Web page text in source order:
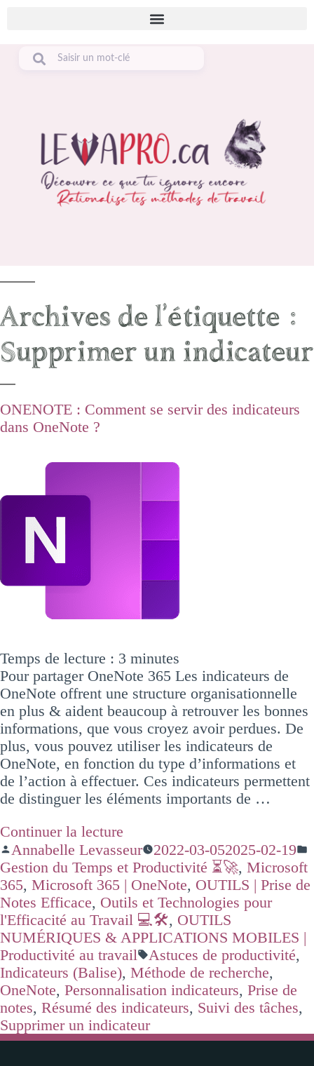
Archives de l’étiquette :
Supprimer un indicateur
ONENOTE : Comment se servir des indicateurs
dans OneNote ?
Temps de lecture : 3 minutes
Pour partager OneNote 365 Les indicateurs de
OneNote offrent une structure organisationnelle
en plus & aident beaucoup à retrouver les bonnes
informations, que vous croyez avoir perdues. De
plus, vous pouvez utiliser les indicateurs de
OneNote, en fonction du type d’informations et
de l’action à effectuer. Ces indicateurs permettent
de distinguer les éléments importants de …
Continuer la lecture
Annabelle Levasseur
2022-03-052025-02-19
Gestion du Temps et Productivité ⏳🚀, Microsoft
365, Microsoft 365 | OneNote, OUTILS | Prise de
Notes Efficace, Outils et Technologies pour
l'Efficacité au Travail 💻🛠️, OUTILS
NUMÉRIQUES & APPLICATIONS MOBILES |
Productivité au travail
Astuces de productivité,
Indicateurs (Balise), Méthode de recherche,
OneNote, Personnalisation indicateurs, Prise de
notes, Résumé des indicateurs, Suivi des tâches,
Supprimer un indicateur